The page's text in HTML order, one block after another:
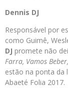
Dennis DJ
Responsável por
como Guimê,
DJ promete não
Farra, Vamos
estão na ponta da
Abaeté Folia 2017.